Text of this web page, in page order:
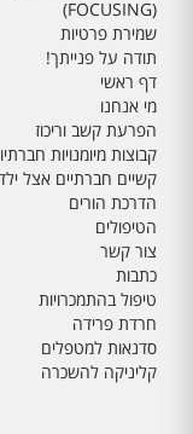
(FOCUSING)
שמירת פרטיות
תודה על פנייתך!
דף ראשי
מי אנחנו
הפרעת קשב וריכוז
קבוצות מיומנויות
קשיים חברתיים אצל
הדרכת הורים
הטיפולים
צור קשר
כתבות
טיפול בהתמכרויות
חרדת פרידה
סדנאות למטפלים
קליניקה להשכרה